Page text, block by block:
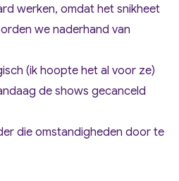
werken, omdat het snikheet
we naderhand van
(ik hoopte het al voor ze)
de shows gecanceld
die omstandigheden door te